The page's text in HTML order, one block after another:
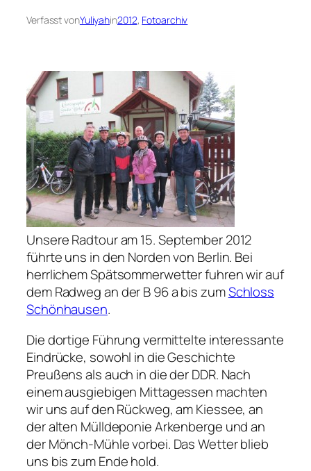
Verfasst vonYuliyahin2012, Fotoarchiv
Unsere Radtour am 15. September 2012
führte uns in den Norden von Berlin. Bei
herrlichem Spätsommerwetter fuhren wir auf
dem Radweg an der B 96 a bis zumSchloss
Schönhausen.
Die dortige Führung vermittelte interessante
Eindrücke, sowohl in die Geschichte
Preußens als auch in die der DDR. Nach
einem ausgiebigen Mittagessen machten
wir uns auf den Rückweg, am Kiessee, an
der alten Mülldeponie Arkenberge und an
der Mönch-Mühle vorbei. Das Wetter blieb
uns bis zum Ende hold.